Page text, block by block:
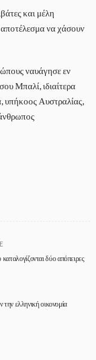
και μέλη
να χάσουν
ναυάγησε εν
Μπαλί, ιδιαίτερα
υπήκοος Αυστραλίας,
δύο απόπειρες
ελληνική οικονομία